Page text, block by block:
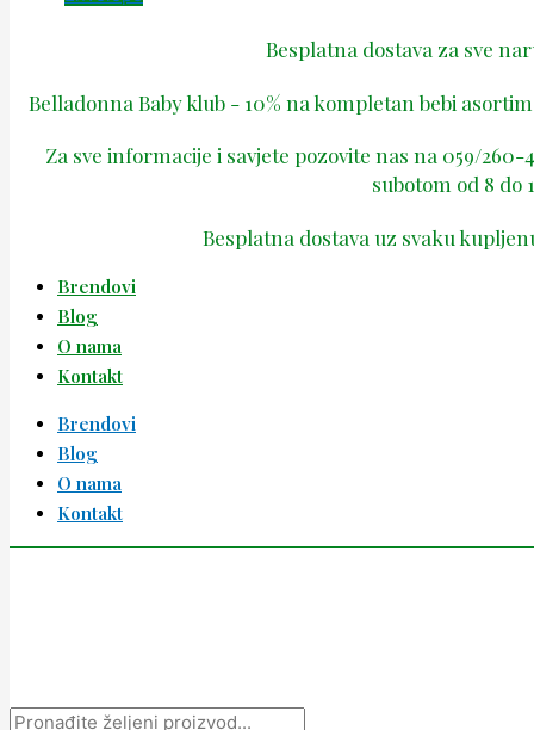
Besplatna dostava za sve
Belladonna Baby klub - 10% na kompletan bebi
Za sve informacije i savjete pozovite nas na 059/
subotom od 8 do
Besplatna dostava uz svaku
Brendovi
Blog
O nama
Kontakt
Brendovi
Blog
O nama
Kontakt